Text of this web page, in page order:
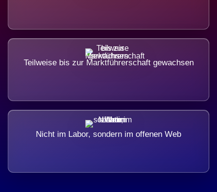
Teilweise bis zur Marktführerschaft gewachsen
Nicht im Labor, sondern im offenen Web